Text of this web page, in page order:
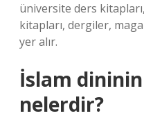
üniversite ders kitapları,
kitapları, dergiler,
yer alır.
İslam
nelerdir?